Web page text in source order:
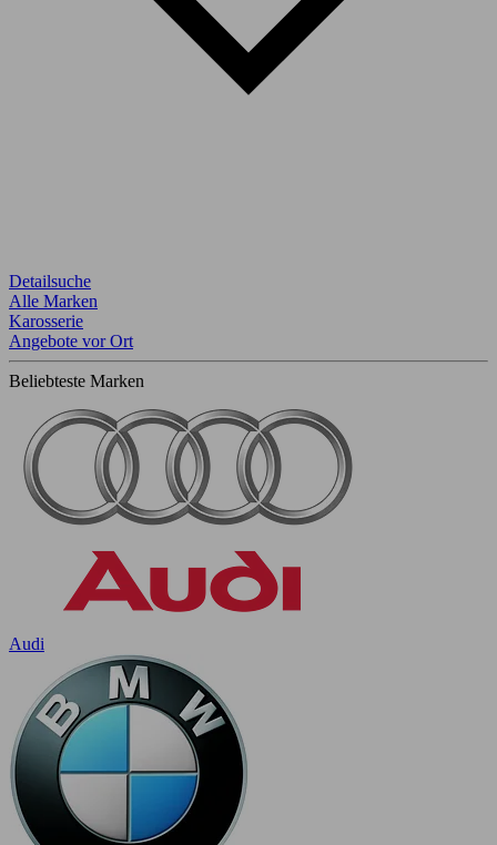
Detailsuche
Alle Marken
Karosserie
Angebote vor Ort
Beliebteste Marken
Audi